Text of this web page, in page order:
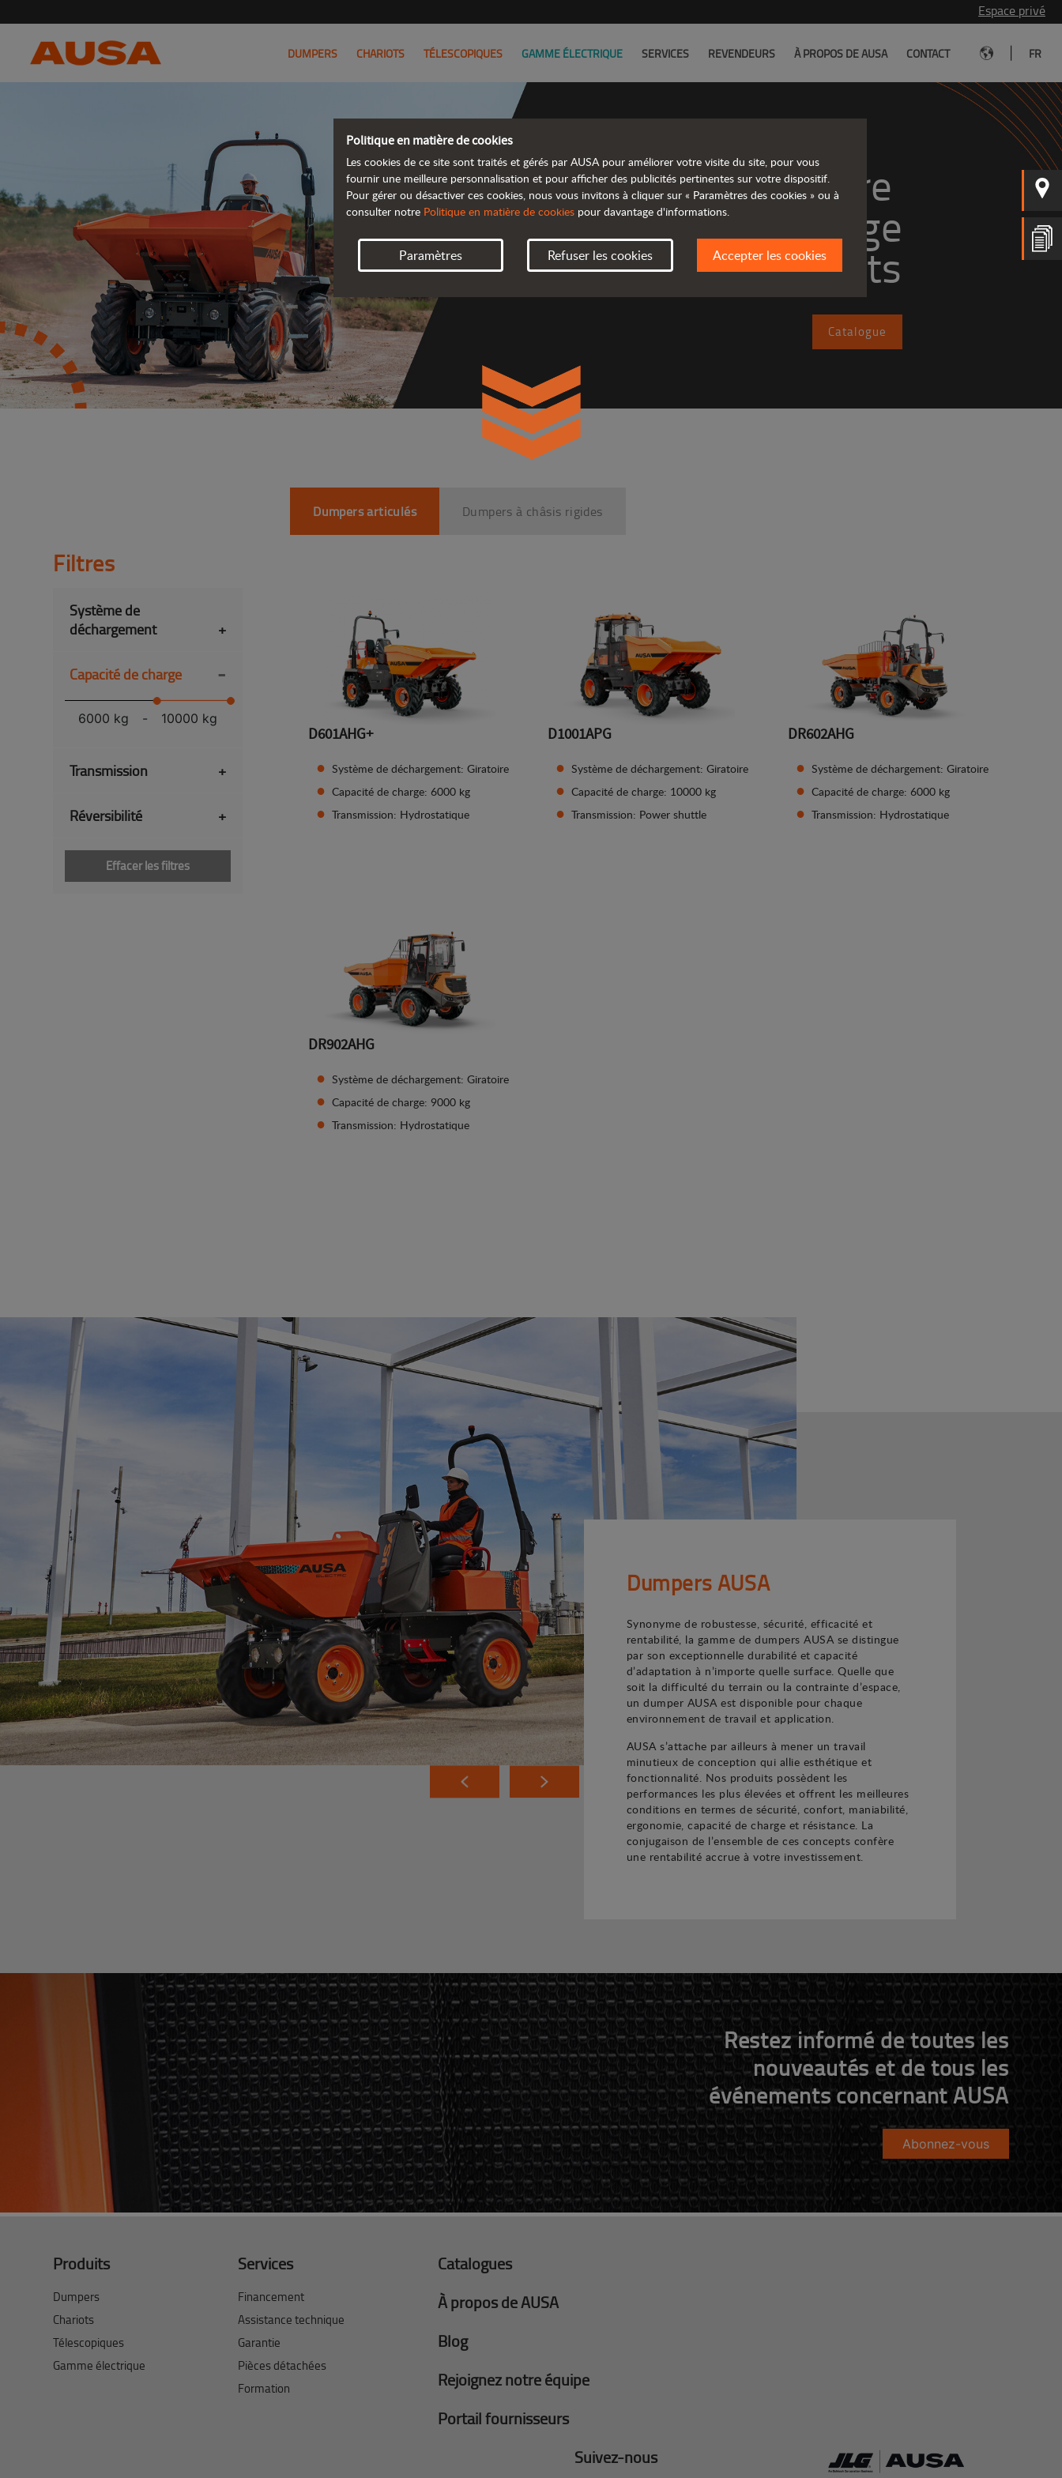
Espace privé
DUMPERS CHARIOTS TÉLESCOPIQUES GAMME ÉLECTRIQUE SERVICES REVENDEURS À PROPOS DE AUSA CONTACT FR
Découvrez notre
large
gamme de produits
Catalogue
Filtres
Système de
déchargement
+
Capacité de charge -
6000 kg - 10000 kg
Transmission +
Réversibilité +
Effacer les filtres
Dumpers articulés Dumpers à châsis rigides
D601AHG+
Système de déchargement: Giratoire
Capacité de charge: 6000 kg
Transmission: Hydrostatique
D1001APG
Système de déchargement: Giratoire
Capacité de charge: 10000 kg
Transmission: Power shuttle
DR602AHG
Système de déchargement: Giratoire
Capacité de charge: 6000 kg
Transmission: Hydrostatique
DR902AHG
Système de déchargement: Giratoire
Capacité de charge: 9000 kg
Transmission: Hydrostatique
Dumpers AUSA
Synonyme de robustesse, sécurité, efficacité et
rentabilité, la gamme de dumpers AUSA se distingue
par son exceptionnelle durabilité et capacité
d’adaptation à n’importe quelle surface. Quelle que
soit la difficulté du terrain ou la contrainte d’espace,
un dumper AUSA est disponible pour chaque
environnement de travail et application.
AUSA s’attache par ailleurs à mener un travail
minutieux de conception qui allie esthétique et
fonctionnalité. Nos produits possèdent les
performances les plus élevées et offrent les meilleures
conditions en termes de sécurité, confort, maniabilité,
ergonomie, capacité de charge et résistance. La
conjugaison de l’ensemble de ces concepts confère
une rentabilité accrue à votre investissement.
Restez informé de toutes les
nouveautés et de tous les
événements concernant AUSA
Abonnez-vous
Produits
Dumpers
Chariots
Télescopiques
Gamme électrique
Services
Financement
Assistance technique
Garantie
Pièces détachées
Formation
Catalogues
À propos de AUSA
Blog
Rejoignez notre équipe
Portail fournisseurs
Suivez-nous
Politique en matière de cookies
Les cookies de ce site sont traités et gérés par AUSA pour améliorer votre visite du site, pour vous
fournir une meilleure personnalisation et pour afficher des publicités pertinentes sur votre dispositif.
Pour gérer ou désactiver ces cookies, nous vous invitons à cliquer sur « Paramètres des cookies » ou à
consulter notre Politique en matière de cookies pour davantage d'informations.
Paramètres Refuser les cookies Accepter les cookies